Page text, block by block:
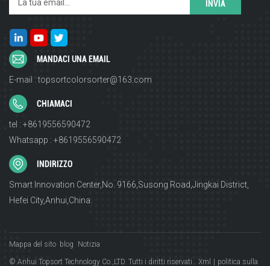
MANDACI UNA EMAIL
E-mail : topsortcolorsorter@163.com
CHIAMACI
tel : +8619556590472
Whatsapp : +8619556590472
INDIRIZZO
Smart Innovation Center,No. 9166,Susong Road,Jingkai District,
Hefei City,Anhui,China.
Mappa del sito blog Notizia
© Anhui Topsort Technology Co.,LTD. Tutti i diritti riservati . Xml politica sulla